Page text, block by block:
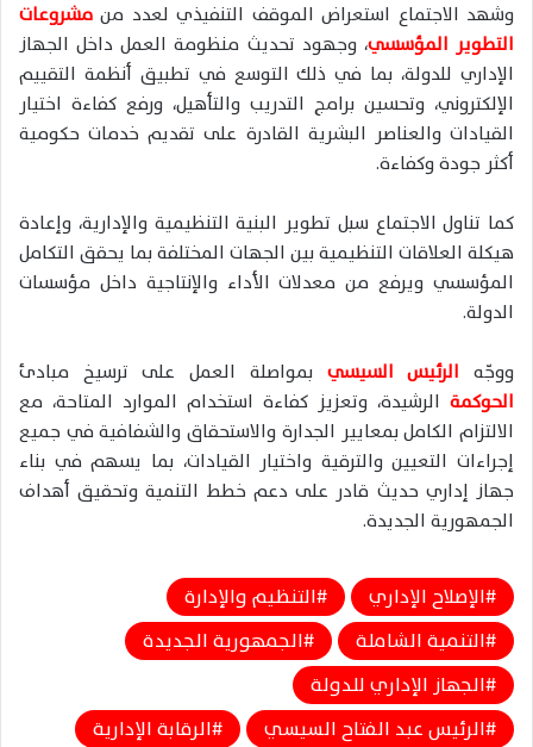
وشهد الاجتماع استعراض الموقف التنفيذي لعدد من مشروعات
التطوير المؤسسي، وجهود تحديث منظومة العمل داخل الجهاز
الإداري للدولة، بما في ذلك التوسع في تطبيق أنظمة التقييم
الإلكتروني، وتحسين برامج التدريب والتأهيل، ورفع كفاءة اختيار
القيادات والعناصر البشرية القادرة على تقديم خدمات حكومية
أكثر جودة وكفاءة.
كما تناول الاجتماع سبل تطوير البنية التنظيمية والإدارية، وإعادة
هيكلة العلاقات التنظيمية بين الجهات المختلفة بما يحقق التكامل
المؤسسي ويرفع من معدلات الأداء والإنتاجية داخل مؤسسات
الدولة.
ووجّه الرئيس السيسي بمواصلة العمل على ترسيخ مبادئ
الحوكمة الرشيدة، وتعزيز كفاءة استخدام الموارد المتاحة، مع
الالتزام الكامل بمعايير الجدارة والاستحقاق والشفافية في جميع
إجراءات التعيين والترقية واختيار القيادات، بما يسهم في بناء
جهاز إداري حديث قادر على دعم خطط التنمية وتحقيق أهداف
الجمهورية الجديدة.
الإصلاح الإداري
التنظيم والإدارة
التنمية الشاملة
الجمهورية الجديدة
الجهاز الإداري للدولة
الرئيس عبد الفتاح السيسي
الرقابة الإدارية